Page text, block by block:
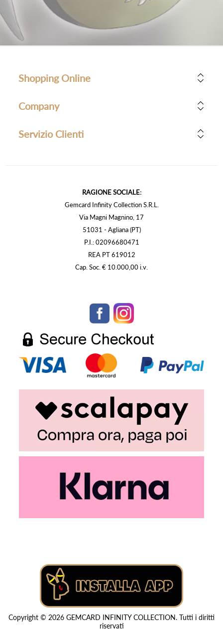
Shopping Online
Company
Servizio Clienti
RAGIONE SOCIALE:
Gemcard Infinity Collection S.R.L.
Via Magni Magnino, 17
51031 - Agliana (PT)
P.I.: 02096680471
REA PT 619012
Cap. Soc. € 10.000,00 i.v.
Copyright © 2026 GEMCARD INFINITY COLLECTION. Tutti i diritti
riservati